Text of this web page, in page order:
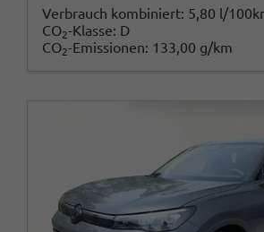
Verbrauch kombiniert: 5,80 l/
CO2-Klasse: D
CO2-Emissionen: 133,00 g/km